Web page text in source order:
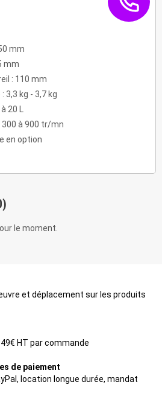
mm
mm
: 110 mm
3,3 kg - 3,7 kg
20 L
à 900 tr/mn
en option
le moment.
et déplacement sur les produits
HT par commande
de paiement
location longue durée, mandat